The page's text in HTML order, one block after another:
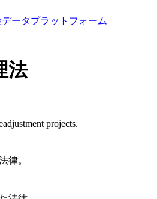
データプラットフォーム
法
projects.
律。